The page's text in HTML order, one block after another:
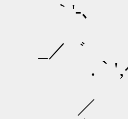
'-
／゛
' ,
,